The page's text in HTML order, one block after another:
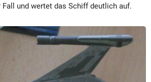
und wertet das Schiff deutlich auf.